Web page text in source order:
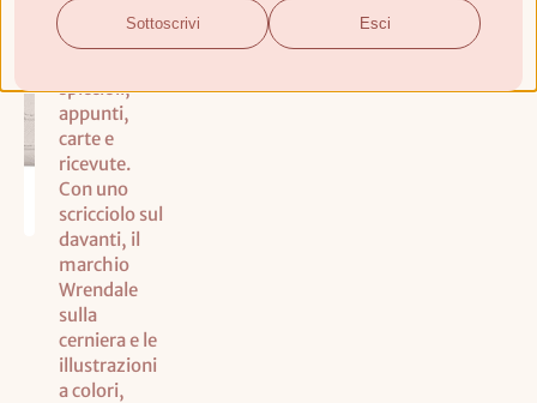
perfetto per
tenere al
spiccioli,
appunti,
carte e
ricevute.
Con uno
scricciolo sul
davanti, il
marchio
Wrendale
sulla
cerniera e le
illustrazioni
a colori,
Sottoscrivi Esci